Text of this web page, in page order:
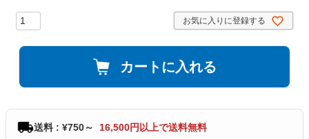
お気に入りに登録する
カートに入れる
送料 : ¥750～ 16,500円以上で送料無料